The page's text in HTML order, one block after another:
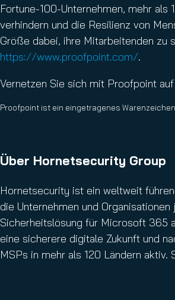
Fortune-100-Unternehmen, mehr als
verhindern und die Resilienz von
Größe dabei, ihre Mitarbeitenden zu
https://www.proofpoint.com/.
Vernetzen Sie sich mit Proofpoint auf
Proofpoint ist ein eingetragenes
Über Hornetsecurity Group
Hornetsecurity ist ein weltweit
die Unternehmen und
Sicherheitslösung für Microsoft 365
eine sicherere digitale Zukunft und
MSPs in mehr als 120 Ländern